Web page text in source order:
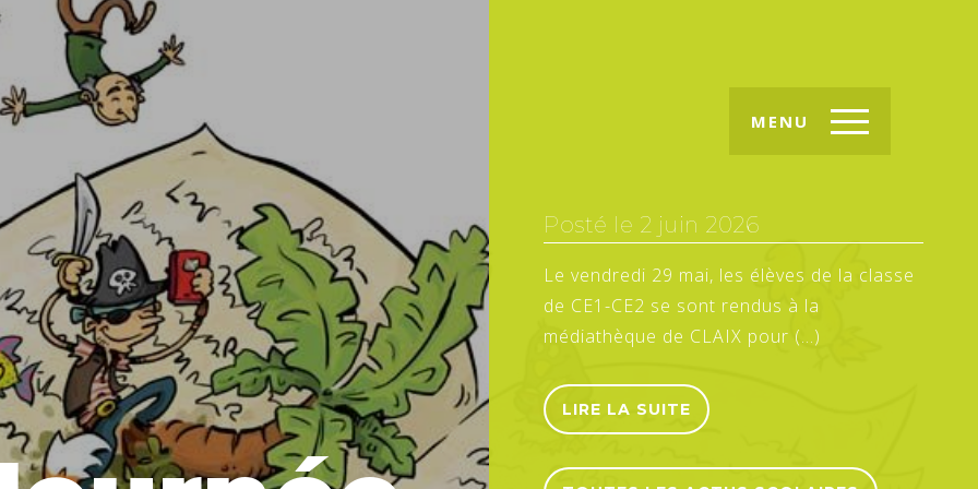
MENU
Posté le 2 juin 2026
Le vendredi 29 mai, les élèves de la classe
de CE1-CE2 se sont rendus à la
médiathèque de CLAIX pour (…)
LIRE LA SUITE